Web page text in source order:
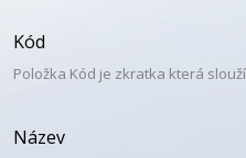
Kód
Položka Kód je zkratka která
Název